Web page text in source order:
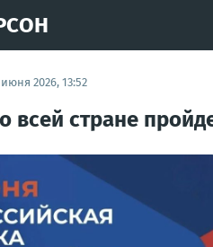
2026, 13:52
всей стране